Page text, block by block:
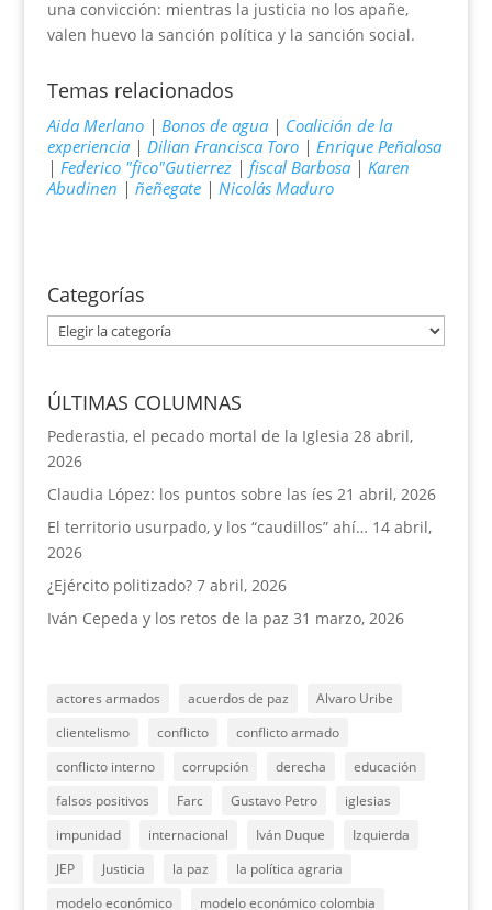
una convicción: mientras la justicia no los apañe,
valen huevo la sanción política y la sanción social.
Temas relacionados
Aida Merlano| Bonos de agua| Coalición de la
experiencia| Dilian Francisca Toro| Enrique Peñalosa
| Federico "fico"Gutierrez| fiscal Barbosa| Karen
Abudinen | ñeñegate| Nicolás Maduro
Categorías
Categorías
ÚLTIMAS COLUMNAS
Pederastia, el pecado mortal de la Iglesia 28 abril,
2026
Claudia López: los puntos sobre las íes 21 abril, 2026
El territorio usurpado, y los “caudillos” ahí… 14 abril,
2026
¿Ejército politizado? 7 abril, 2026
Iván Cepeda y los retos de la paz 31 marzo, 2026
actores armados acuerdos de paz
Alvaro Uribe
clientelismo
conflicto
conflicto armado
conflicto interno
corrupción derecha
educación
falsos positivos
Farc Gustavo Petro
iglesias
impunidad
internacional Iván Duque
Izquierda
JEP
Justicia la paz
la política agraria
modelo económico
modelo económico colombia